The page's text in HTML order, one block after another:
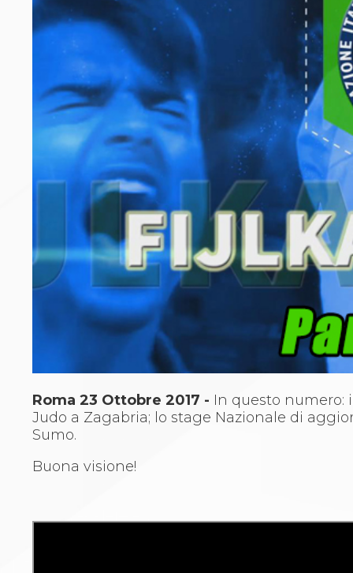
Archivio eventi
Dove siamo
Comitati Regionali
La Federazione
Cerca Società Sportive
Media
Rassegna stampa
Pubblicazioni FIJLKAM
Libreria FIJLKAM
Athlon.net
Rivista ATHLON
Galleria Fotografica
Video
Partners
Trasparenza
FIJLKAM trasparente
Amministrazione
Avvisi
Gare d’Appalto
Whistleblowing
Judo
La disciplina
News
Attività Didattica
Roma 23 Ottobre 2017 - In questo numero:
Judo a Zagabria; lo stage Nazionale di
Sumo.
Buona visione!